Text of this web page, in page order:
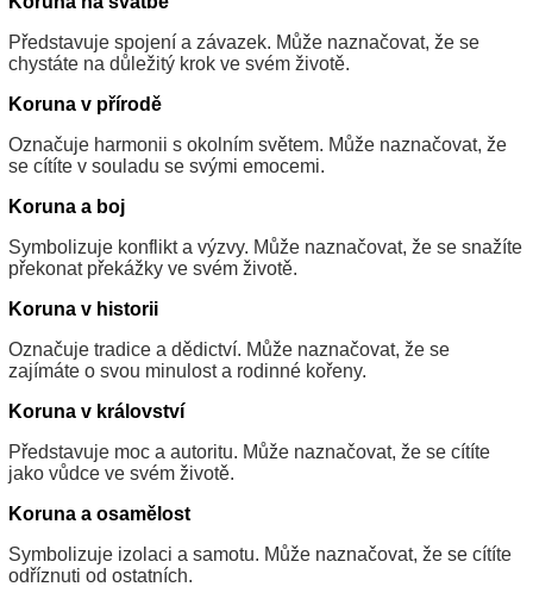
Představuje spojení a závazek. Může naznačovat, že se
chystáte na důležitý krok ve svém životě.
Koruna v přírodě
Označuje harmonii s okolním světem. Může naznačovat, že
se cítíte v souladu se svými emocemi.
Koruna a boj
Symbolizuje konflikt a výzvy. Může naznačovat, že se snažíte
překonat překážky ve svém životě.
Koruna v historii
Označuje tradice a dědictví. Může naznačovat, že se
zajímáte o svou minulost a rodinné kořeny.
Koruna v království
Představuje moc a autoritu. Může naznačovat, že se cítíte
jako vůdce ve svém životě.
Koruna a osamělost
Symbolizuje izolaci a samotu. Může naznačovat, že se cítíte
odříznuti od ostatních.